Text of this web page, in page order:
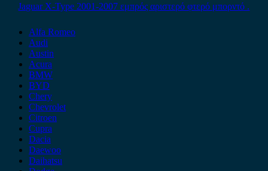
Jaguar X-Type 2001-2007 εμπρός αριστερό φτερό μπορντό .
Alfa Romeo
Audi
Austin
Acura
BMW
BYD
Chery
Chevrolet
Citroen
Cupra
Dacia
Daewoo
Daihatsu